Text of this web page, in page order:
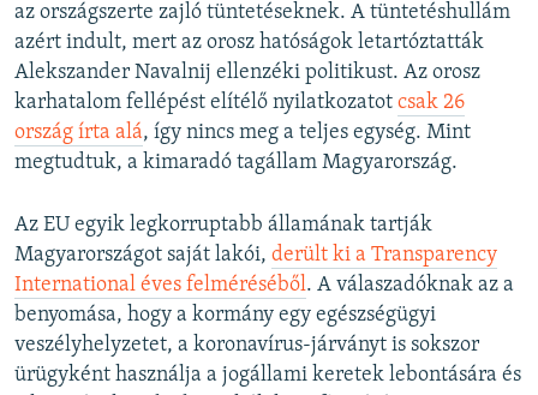
az országszerte zajló tüntetéseknek. A tüntetéshullám
azért indult, mert az orosz hatóságok letartóztatták
Alekszander Navalnij ellenzéki politikust. Az orosz
karhatalom fellépést elítélő nyilatkozatot csak 26
ország írta alá, így nincs meg a teljes egység. Mint
megtudtuk, a kimaradó tagállam Magyarország.
Az EU egyik legkorruptabb államának tartják
Magyarországot saját lakói, derült ki a Transparency
International éves felméréséből. A válaszadóknak az a
benyomása, hogy a kormány egy egészségügyi
veszélyhelyzetet, a koronavírus-járványt is sokszor
ürügyként használja a jogállami keretek lebontására és